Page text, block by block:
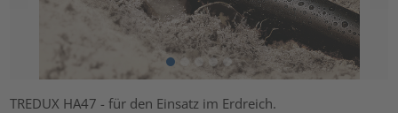
TREDUX HA47 - für den Einsatz im Erdreich.